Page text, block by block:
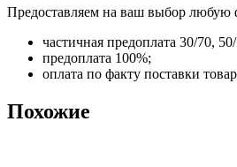
Предоставляем на ваш выбор любую
частичная предоплата 30/70,
предоплата 100%;
оплата по факту поставки
Похожие